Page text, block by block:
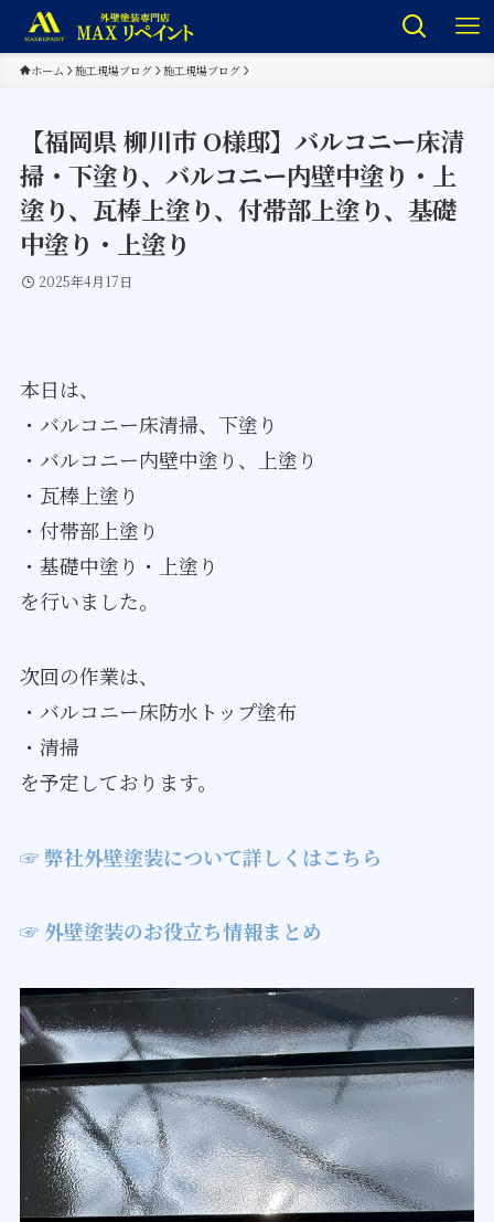
ホーム 施工現場ブログ 施工現場ブログ
【福岡県 柳川市 O様邸】バルコニー床清
掃・下塗り、バルコニー内壁中塗り・上
塗り、瓦棒上塗り、付帯部上塗り、基礎
中塗り・上塗り
2025年4月17日
本日は、
・バルコニー床清掃、下塗り
・バルコニー内壁中塗り、上塗り
・瓦棒上塗り
・付帯部上塗り
・基礎中塗り・上塗り
を行いました。
次回の作業は、
・バルコニー床防水トップ塗布
・清掃
を予定しております。
☞ 弊社外壁塗装について詳しくはこちら
☞ 外壁塗装のお役立ち情報まとめ